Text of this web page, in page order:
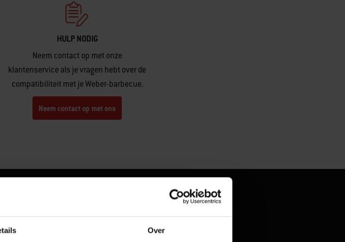
Over
HULP NODIG
Neem contact op met onze
klantenservice als je vragen hebt over de
compatibiliteit met je Weber-barbecue.
Neem contact op met ons
zeggen